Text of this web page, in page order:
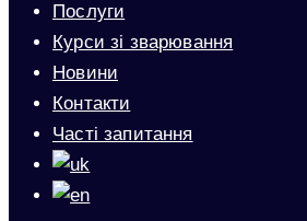
Послуги
Курси зі зварювання
Новини
Контакти
Часті запитання